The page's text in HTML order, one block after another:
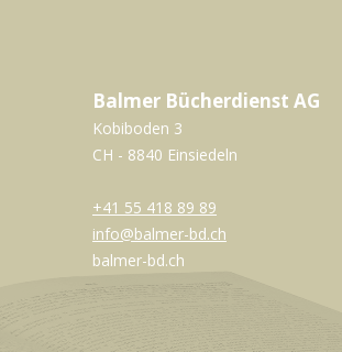
Balmer Bücherdienst AG
Kobiboden 3
CH - 8840 Einsiedeln
+41 55 418 89 89
info@balmer-bd.ch
balmer-bd.ch